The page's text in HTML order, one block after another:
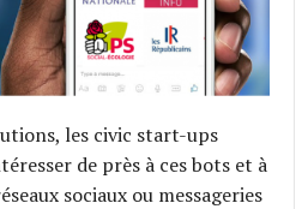
les civic start-ups
de près à ces bots et à
sociaux ou messageries